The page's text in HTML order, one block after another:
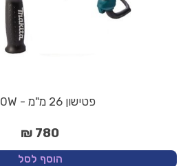
פטישון 26 מ"מ - 800W
780 ₪
הוסף לסל